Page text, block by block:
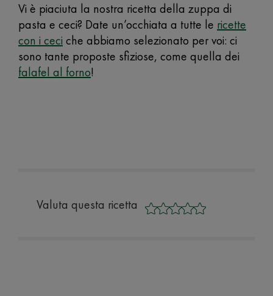
Vi è piaciuta la nostra ricetta della zuppa di
pasta e ceci? Date un’occhiata a tutte le ricette
con i ceci che abbiamo selezionato per voi: ci
sono tante proposte sfiziose, come quella dei
falafel al forno!
Valuta questa ricetta